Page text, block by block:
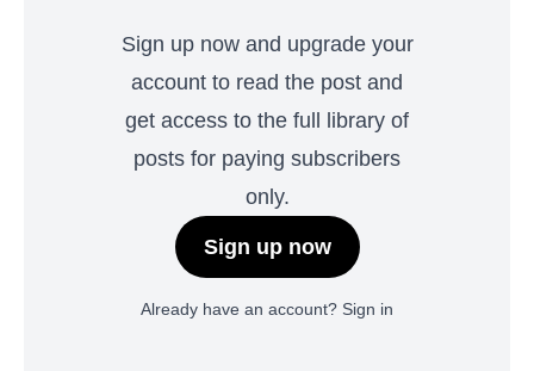
Sign up now and upgrade your
account to read the post and
get access to the full library of
posts for paying subscribers
only.
Sign up now
Already have an account? Sign in